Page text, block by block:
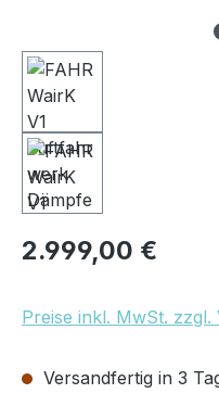
Regulärer Preis:
2.999,00 €
Preise inkl. MwSt. zzgl.
Versandfertig in 3